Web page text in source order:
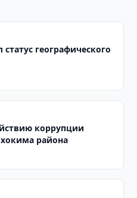
географического
коррупции
района